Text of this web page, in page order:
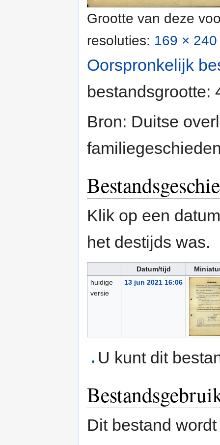
Grootte van deze
resoluties: 169 ×
Oorspronkelijk
bestandsgrootte:
Bron: Duitse
Klik op een
het destijds was.
Datum/tijd
huidige
versie
13 jun 2021 16:06
U kunt dit
Dit bestand